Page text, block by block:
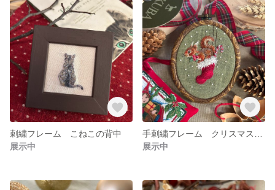
刺繍フレーム こねこの背中
展示中
展示中